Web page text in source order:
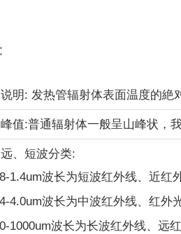
明: 发热管辐射体表面温度的絶
值:普通辐射体一般呈山峰状，
、短波分类:
1.4um波长为短波红外线、近红
4.0um波长为中波红外线、红外
1000um波长为长波红外线、远